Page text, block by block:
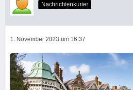
Nachrichtenkurier
1. November 2023 um 16:37